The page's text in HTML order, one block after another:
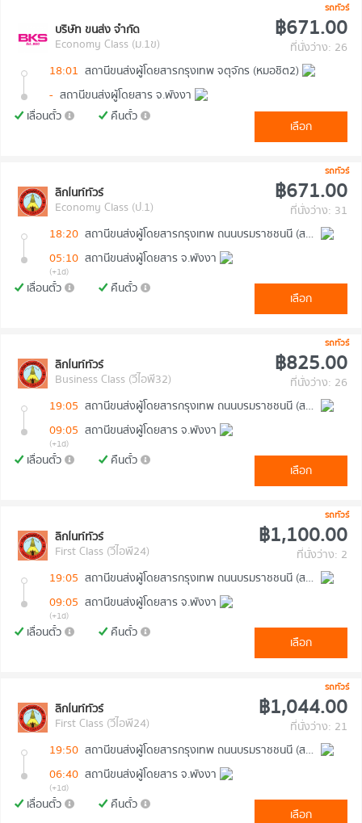
รถทัวร์
บริษัท ขนส่ง จำกัด
Economy Class (ม.1ข)
฿671.00
ที่นั่งว่าง: 26
18:01 สถานีขนส่งผู้โดยสารกรุงเทพ จตุจักร (หมอชิต2)
- สถานีขนส่งผู้โดยสาร จ.พังงา
เลื่อนตั๋ว
คืนตั๋ว
เลือก
รถทัวร์
ลิกไนท์ทัวร์
Economy Class (ป.1)
฿671.00
ที่นั่งว่าง: 31
18:20
สถานีขนส่งผู้โดยสารกรุงเทพ ถนนบรมราชชนนี (สายใต้ใหม่)
05:10 สถานีขนส่งผู้โดยสาร จ.พังงา
(+1d)
เลื่อนตั๋ว คืนตั๋ว
เลือก
รถทัวร์
ลิกไนท์ทัวร์
Business Class (วีไอพี32)
฿825.00
ที่นั่งว่าง: 26
19:05
สถานีขนส่งผู้โดยสารกรุงเทพ ถนนบรมราชชนนี (สายใต้ใหม่)
09:05 สถานีขนส่งผู้โดยสาร จ.พังงา
(+1d)
เลื่อนตั๋ว คืนตั๋ว
เลือก
รถทัวร์
ลิกไนท์ทัวร์
First Class (วีไอพี24)
฿1,100.00
ที่นั่งว่าง: 2
19:05
สถานีขนส่งผู้โดยสารกรุงเทพ ถนนบรมราชชนนี (สายใต้ใหม่)
09:05 สถานีขนส่งผู้โดยสาร จ.พังงา
(+1d)
เลื่อนตั๋ว คืนตั๋ว
เลือก
รถทัวร์
ลิกไนท์ทัวร์
First Class (วีไอพี24)
฿1,044.00
ที่นั่งว่าง: 21
19:50
สถานีขนส่งผู้โดยสารกรุงเทพ ถนนบรมราชชนนี (สายใต้ใหม่)
06:40 สถานีขนส่งผู้โดยสาร จ.พังงา
(+1d)
เลื่อนตั๋ว คืนตั๋ว
เลือก